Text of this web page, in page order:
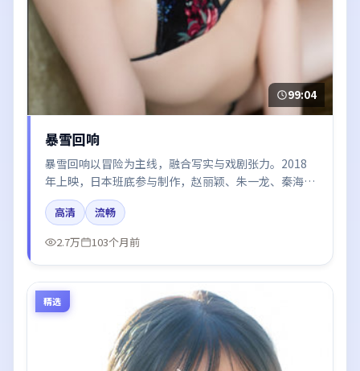
99:04
暴雪回响
暴雪回响以冒险为主线，融合写实与戏剧张力。2018
年上映，日本班底参与制作，赵丽颖、朱一龙、秦海璐
在片中呈现细腻表演，影像风格统一，配乐与剪辑强化
了情绪曲线。
高清
流畅
2.7万
103个月前
精选